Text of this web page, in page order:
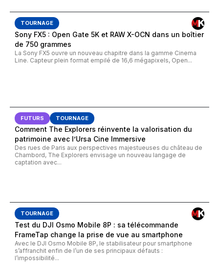
TOURNAGE
Sony FX5 : Open Gate 5K et RAW X-OCN dans un boîtier
de 750 grammes
La Sony FX5 ouvre un nouveau chapitre dans la gamme Cinema
Line. Capteur plein format empilé de 16,6 mégapixels, Open...
FUTURS TOURNAGE
Comment The Explorers réinvente la valorisation du
patrimoine avec l’Ursa Cine Immersive
Des rues de Paris aux perspectives majestueuses du château de
Chambord, The Explorers envisage un nouveau langage de
captation avec...
TOURNAGE
Test du DJI Osmo Mobile 8P : sa télécommande
FrameTap change la prise de vue au smartphone
Avec le DJI Osmo Mobile 8P, le stabilisateur pour smartphone
s’affranchit enfin de l’un de ses principaux défauts :
l’impossibilité...